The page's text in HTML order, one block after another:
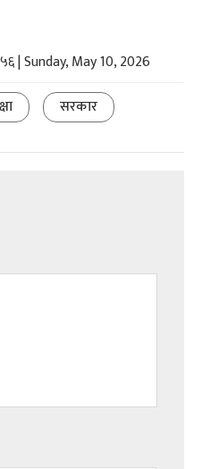
| Sunday, May 10, 2026
सरकार